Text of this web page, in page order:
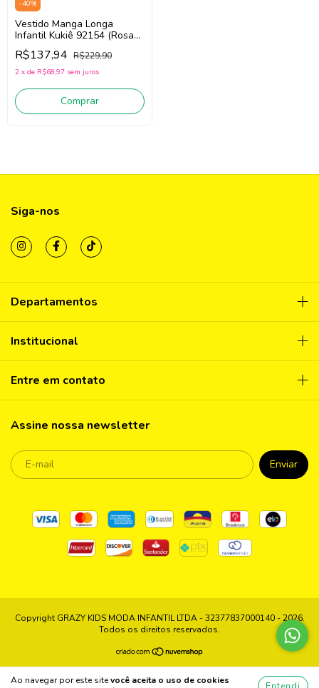
Ao navegar por este sitevocê aceita o uso de cookies
-40%
Vestido Manga Longa
Infantil Kukiê 92154 (Rosa
Claro)
R$137,94 R$229,90
2 x de R$68,97 sem juros
Comprar
Siga-nos
Departamentos
Institucional
Entre em contato
Assine nossa newsletter
Copyright GRAZY KIDS MODA INFANTIL LTDA - 32377837000140 - 2026.
Todos os direitos reservados.